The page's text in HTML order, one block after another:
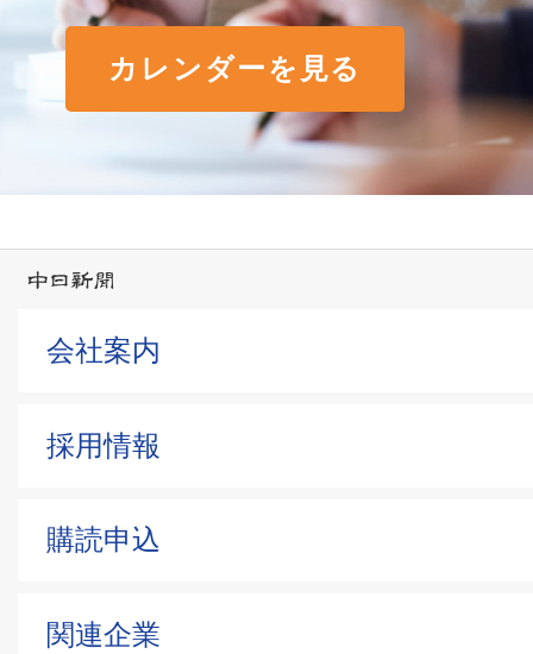
カレンダーを見る
会社案内
採用情報
購読申込
関連企業